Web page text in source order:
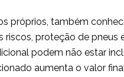
próprios, também
riscos, proteção de pneus
podem não estar
aumenta o valor